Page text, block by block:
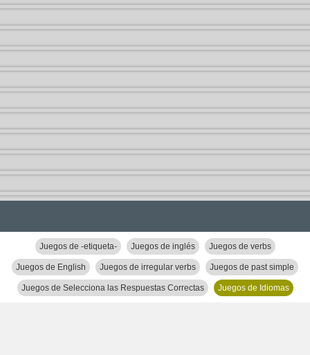
Juegos de -etiqueta- Juegos de inglés Juegos de verbs
Juegos de English Juegos de irregular verbs Juegos de past simple
Juegos de Selecciona las Respuestas Correctas Juegos de Idiomas